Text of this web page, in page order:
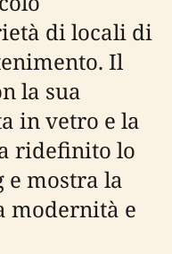
di locali di
Il
la sua
in vetro e la
ridefinito lo
e mostra la
modernità e